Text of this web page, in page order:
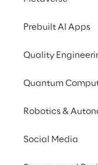
Prebuilt AI Apps
Quality
Quantum
Robotics &
Social Media